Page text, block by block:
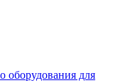
оборудования для